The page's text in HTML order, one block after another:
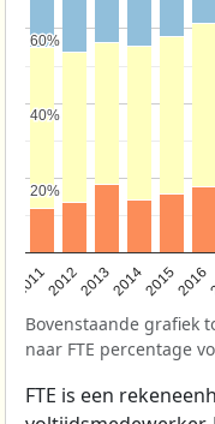
201120122013201420152016
20%
20%
40%
40%
60%
60%
Bovenstaande grafiek
naar FTE percentage
FTE is een